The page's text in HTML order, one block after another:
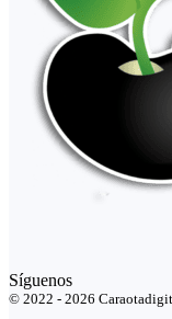
Síguenos
© 2022 - 2026